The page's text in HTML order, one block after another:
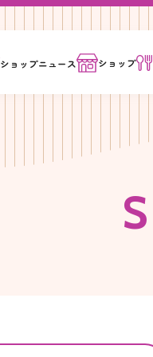
ショップニュース ショップ
S